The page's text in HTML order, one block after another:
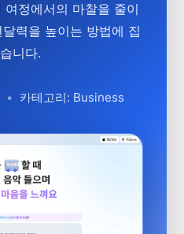
정에서의 마찰을 줄이
력을 높이는 방법에 집
니다.
• 카테고리: Business